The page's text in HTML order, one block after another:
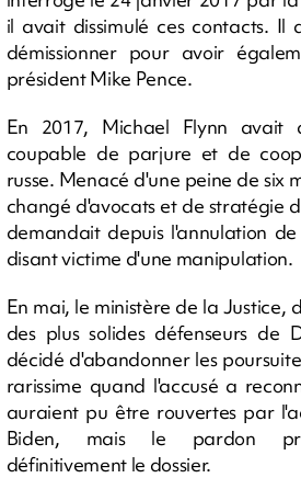
il avait dissimulé ces contacts.
démissionner pour avoir
président Mike Pence.
En 2017, Michael Flynn avait
coupable de parjure et de
russe. Menacé d'une peine de six
changé d'avocats et de stratégie
demandait depuis l'annulation
disant victime d'une manipulation.
En mai, le ministère de la Justice,
des plus solides défenseurs de
décidé d'abandonner les
rarissime quand l'accusé a
auraient pu être rouvertes par
Biden, mais le pardon
définitivement le dossier.